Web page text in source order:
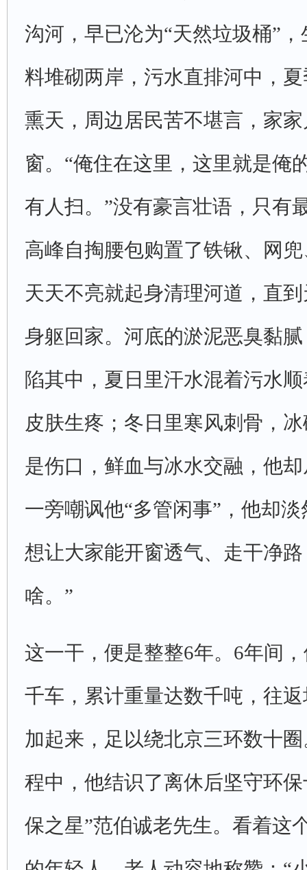
沟河，早已沦为“天然垃圾桶”
料堆砌两岸，污水直排河中，
熏天，周边居民苦不堪言，家
窗。“俺住在这里，这里就是俺
有人扫。”没有豪言壮语，只有
高峰自掏腰包购置了铁锹、网
天天不亮就起身清理河道，直
身躯回家。河底的淤泥恶臭黏
陷其中，夏日里汗水混着污水
皮肤生疼；冬日里寒风刺骨，
是伤口，鲜血与冰水交融，他
一旁嘲讽他“多管闲事”，他却
想让大家能开窗透气、走干净
啥。”
这一干，便是整整6年。6年间
千车，累计重量达数千吨，往
加起来，足以绕北京三环数十
程中，他结识了离休后坚守环
保之星”范伯诚老先生。看着这